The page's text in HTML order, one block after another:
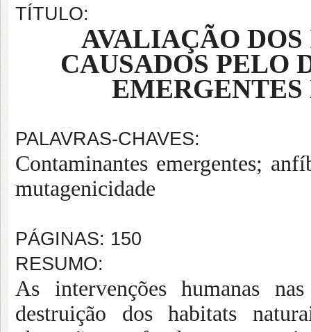
TÍTULO:
AVALIAÇÃO
CAUSADOS PELO
EMERGENTES
PALAVRAS-CHAVES:
Contaminantes emergentes;
mutagenicidade
PÁGINAS: 150
RESUMO:
As intervenções humanas
destruição dos habitats